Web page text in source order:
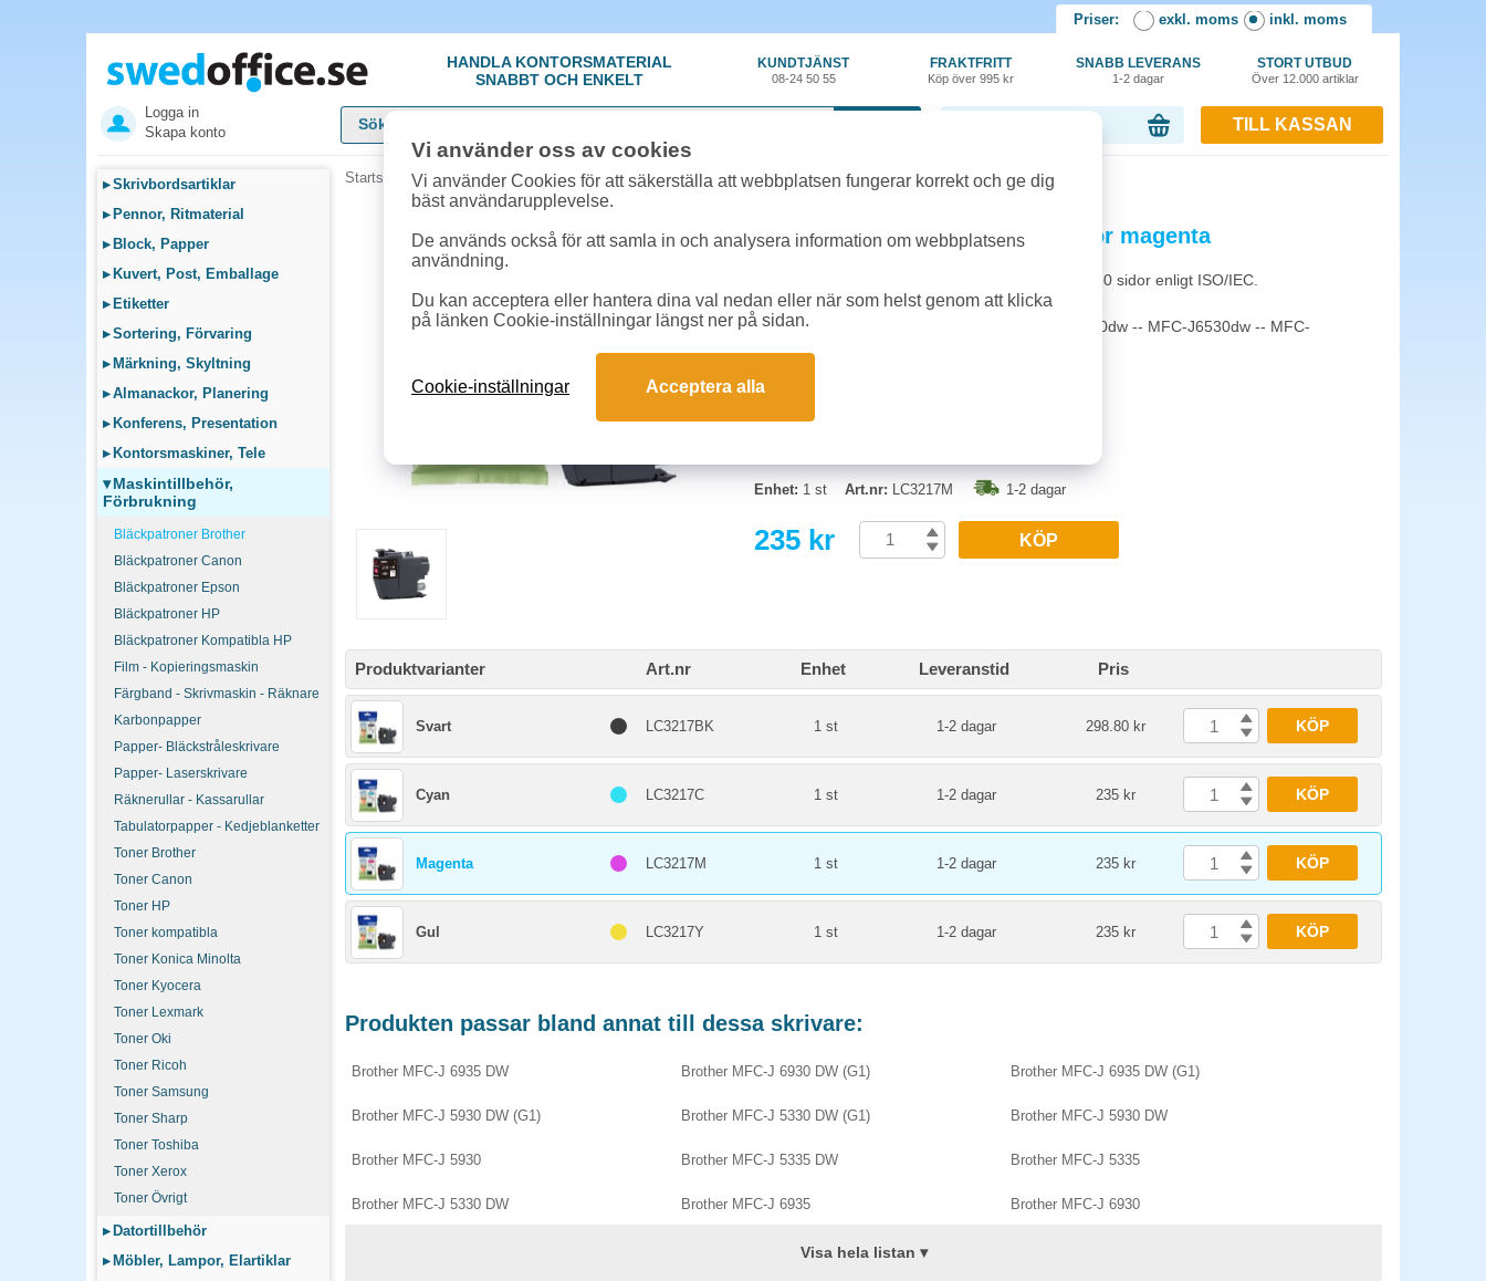
Priser: exkl. moms inkl. moms
HANDLA KONTORSMATERIAL
SNABBT OCH ENKELT
KUNDTJÄNST
08-24 50 55
FRAKTFRITT
Köp över 995 kr
SNABB LEVERANS
1-2 dagar
STORT UTBUD
Över 12.000 artiklar
Logga in
Skapa konto
TILL KASSAN
▸Skrivbordsartiklar
▸ Pennor, Ritmaterial
▸ Block, Papper
▸ Kuvert, Post, Emballage
▸ Etiketter
▸Sortering, Förvaring
▸ Märkning, Skyltning
▸Almanackor, Planering
▸ Konferens, Presentation
▸ Kontorsmaskiner, Tele
▾Maskintillbehör,
Förbrukning
Bläckpatroner Brother
Bläckpatroner Canon
Bläckpatroner Epson
Bläckpatroner HP
Bläckpatroner Kompatibla HP
Film - Kopieringsmaskin
Färgband - Skrivmaskin - Räknare
Karbonpapper
Papper- Bläckstråleskrivare
Papper- Laserskrivare
Räknerullar - Kassarullar
Tabulatorpapper - Kedjeblanketter
Toner Brother
Toner Canon
Toner HP
Toner kompatibla
Toner Konica Minolta
Toner Kyocera
Toner Lexmark
Toner Oki
Toner Ricoh
Toner Samsung
Toner Sharp
Toner Toshiba
Toner Xerox
Toner Övrigt
▸ Datortillbehör
▸ Möbler, Lampor, Elartiklar
Startsida »Maskintillbehör, Förbrukning»Bläckpatroner Brother»Bläck Brother LC-3217M 550 sidor magenta
Bläck Brother LC-3217M 550 sidor magenta
Magenta bläckpatron Brother LC-3217M för ca 550 sidor enligt ISO/IEC.
Passar till Brother: -- MFC-J5330dw -- MFC-J5730dw -- MFC-J6530dw -- MFC-
J6930dw
Enhet: 1 st Art.nr: LC3217M 1-2 dagar
235 kr KÖP
Produktvarianter Art.nr Enhet Leveranstid Pris
Svart LC3217BK 1 st 1-2 dagar 298.80 kr KÖP
Cyan LC3217C 1 st 1-2 dagar 235 kr KÖP
Magenta LC3217M 1 st 1-2 dagar 235 kr KÖP
Gul LC3217Y 1 st 1-2 dagar 235 kr KÖP
Produkten passar bland annat till dessa skrivare:
Brother MFC-J 6935 DW Brother MFC-J 6930 DW (G1) Brother MFC-J 6935 DW (G1)
Brother MFC-J 5930 DW (G1) Brother MFC-J 5330 DW (G1) Brother MFC-J 5930 DW
Brother MFC-J 5930 Brother MFC-J 5335 DW Brother MFC-J 5335
Brother MFC-J 5330 DW Brother MFC-J 6935 Brother MFC-J 6930
Visa hela listan ▾
Vi använder oss av cookies
Vi använder Cookies för att säkerställa att webbplatsen fungerar korrekt och ge dig
bäst användarupplevelse.
De används också för att samla in och analysera information om webbplatsens
användning.
Du kan acceptera eller hantera dina val nedan eller när som helst genom att klicka
på länken Cookie-inställningar längst ner på sidan.
Cookie-inställningar Acceptera alla